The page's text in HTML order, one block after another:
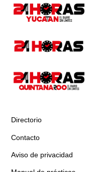
Directorio
Contacto
Aviso de privacidad